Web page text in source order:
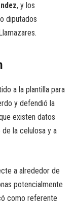
, y los
diputados
a la plantilla para
y defendió la
existen datos
la celulosa y a
a alrededor de
potencialmente
como referente